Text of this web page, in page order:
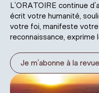
L’ORATOIRE continue
écrit votre humanité,
votre foi, manifeste
reconnaissance, exprime
Je m’abonne à la revue